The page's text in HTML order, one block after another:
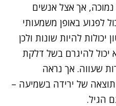
אך אצל אנשים
לפגוע באופן משמעותי
יכולות להיות שונות ולכן
יכול להיגרם בשל דלקת
שעווה. אך נראה
של ירידה בשמיעה –
הגיל.